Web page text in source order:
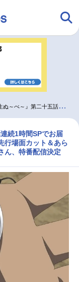
コスプレ
一覧
画一覧
十五話「鬼の手の秘密（前編）」先行場面カット＆あらすじ
続1時間SPでお届
行場面カット＆あら
ん、特番配信決定